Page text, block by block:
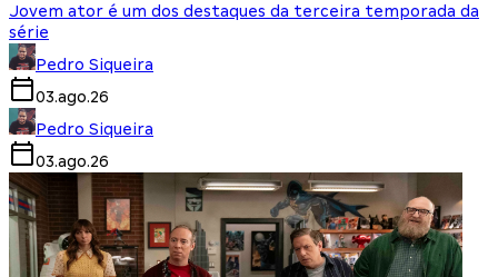
Jovem ator é um dos destaques da terceira temporada da
série
Pedro Siqueira
03.ago.26
Pedro Siqueira
03.ago.26